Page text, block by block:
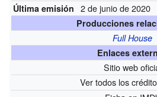
Última emisión 2 de junio de 2020
Producciones
Full House
Enlaces
Sitio web
Ver todos los